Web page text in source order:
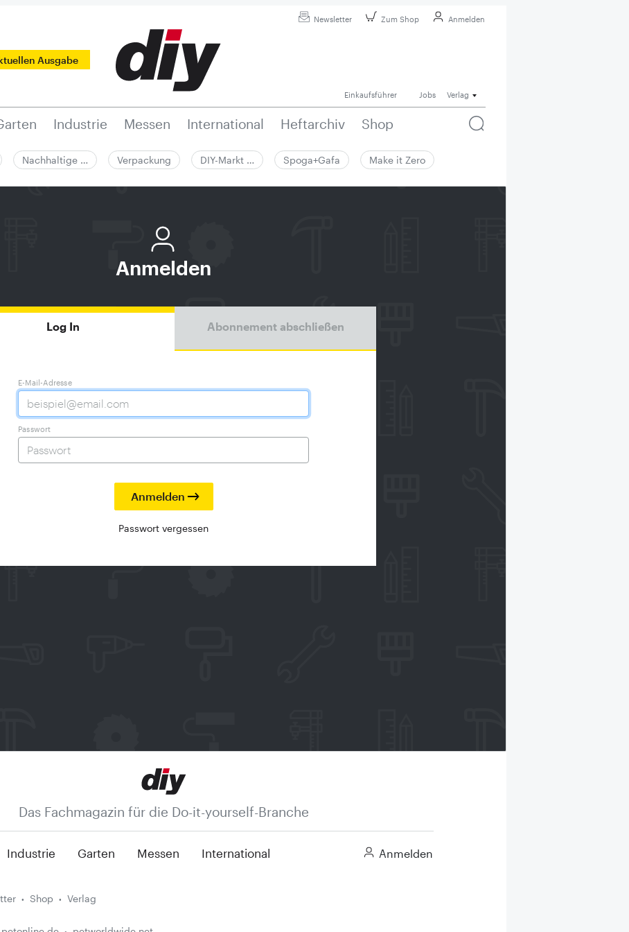
Newsletter Zum Shop Anmelden
Ausgabe
Einkaufsführer Jobs Verlag
Industrie Messen International Heftarchiv Shop
Nachhaltige … Verpackung DIY-Markt … Spoga+Gafa Make it Zero
Anmelden
Log In Abonnement abschließen
E-Mail-Adresse
Passwort
Passwort vergessen
Das Fachmagazin für die Do-it-yourself-Branche
Industrie Garten Messen
International
Anmelden
Shop Verlag